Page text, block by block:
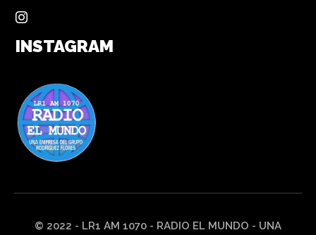
INSTAGRAM
© 2022 - LR1 AM 1070 - RADIO EL MUNDO - UNA